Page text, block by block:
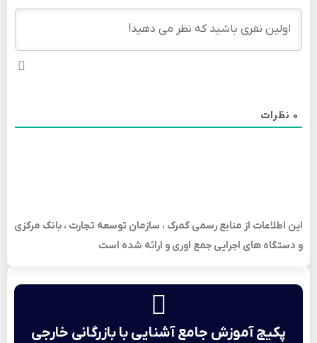
پکیج آموزش جامع آشنایی با بازرگانی خارجی
0 نظرات
این اطلاعات از منابع رسمی گمرک ، سازمان توسعه تجارت ، بانک مرکزی
و دستگاه های اجرایی جمع اوری و ارائه شده است